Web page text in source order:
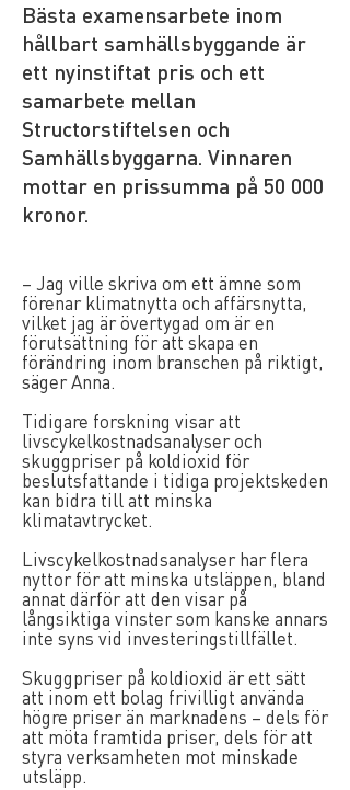
Bästa examensarbete inom
hållbart samhällsbyggande är
ett nyinstiftat pris och ett
samarbete mellan
Structorstiftelsen och
Samhällsbyggarna. Vinnaren
mottar en prissumma på 50 000
kronor.
– Jag ville skriva om ett ämne som
förenar klimatnytta och affärsnytta,
vilket jag är övertygad om är en
förutsättning för att skapa en
förändring inom branschen på riktigt,
säger Anna.
Tidigare forskning visar att
livscykelkostnadsanalyser och
skuggpriser på koldioxid för
beslutsfattande i tidiga projektskeden
kan bidra till att minska
klimatavtrycket.
Livscykelkostnadsanalyser har flera
nyttor för att minska utsläppen, bland
annat därför att den visar på
långsiktiga vinster som kanske annars
inte syns vid investeringstillfället.
Skuggpriser på koldioxid är ett sätt
att inom ett bolag frivilligt använda
högre priser än marknadens – dels för
att möta framtida priser, dels för att
styra verksamheten mot minskade
utsläpp.